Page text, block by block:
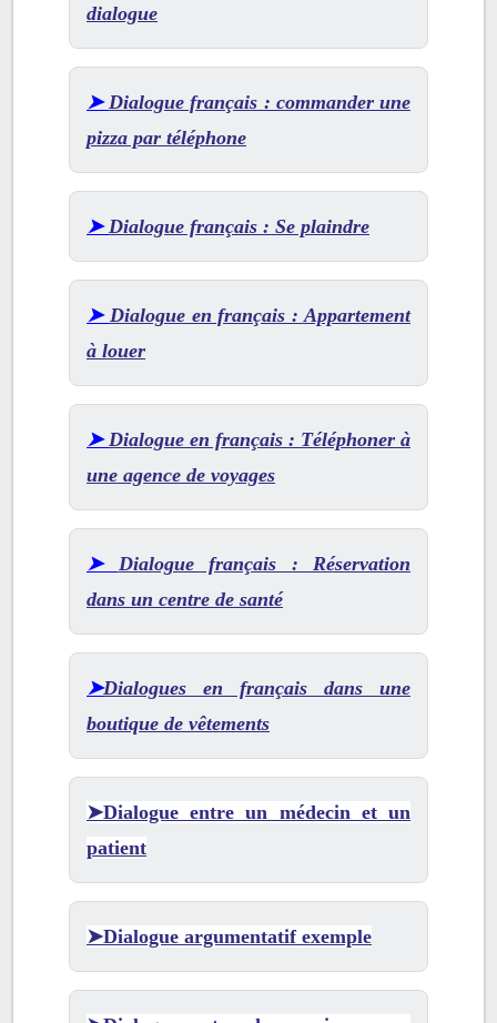
dialogue
➤ Dialogue français : commander une
pizza par téléphone
➤ Dialogue français : Se plaindre
➤ Dialogue en français : Appartement
à louer
➤ Dialogue en français : Téléphoner à
une agence de voyages
➤ Dialogue français : Réservation
dans un centre de santé
➤Dialogues en français dans une
boutique de vêtements
➤Dialogue entre un médecin et un
patient
➤Dialogue argumentatif exemple